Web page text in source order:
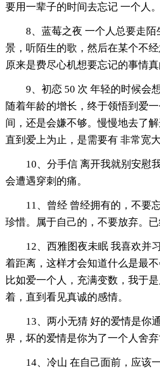
要用一辈子的时间去忘记 一个人。
8、蓝莓之夜 一个人总要走
景，听陌生的歌，然后在某个不
原来是费尽心机想要忘记的事情真
9、初恋 50 次 年轻的时候会
随着年龄的增长，终于领悟到爱
间，还是会嫌不够。慢慢地去了
直到爱上为止，是需要有 非常宽
10、分手信 离开我就别安慰
会遭遇穿刺的痛。
11、曾经 曾经拥有的，不要
珍惜。属于自己的，不要放弃。已
12、西雅图夜未眠 我喜欢并
着距离，这样才会知道什么是最不
比如爱一个人，充满变数，我于
着，直到看见真诚的感情。
13、两小无猜 好的爱情是你
界，坏的爱情是你为了一个人舍弃
14、冷山 在自己面前，应该